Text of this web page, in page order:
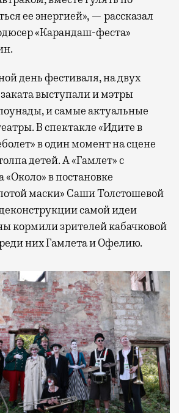
ее энергией», — рассказал
«Карандаш-феста»
день фестиваля, на двух
выступали и мэтры
и самые актуальные
В спектакле «Идите в
в один момент на сцене
детей. А «Гамлет» с
«Около» в постановке
маски» Саши Толстошевой
самой идеи
кормили зрителей кабачковой
них Гамлета и Офелию.